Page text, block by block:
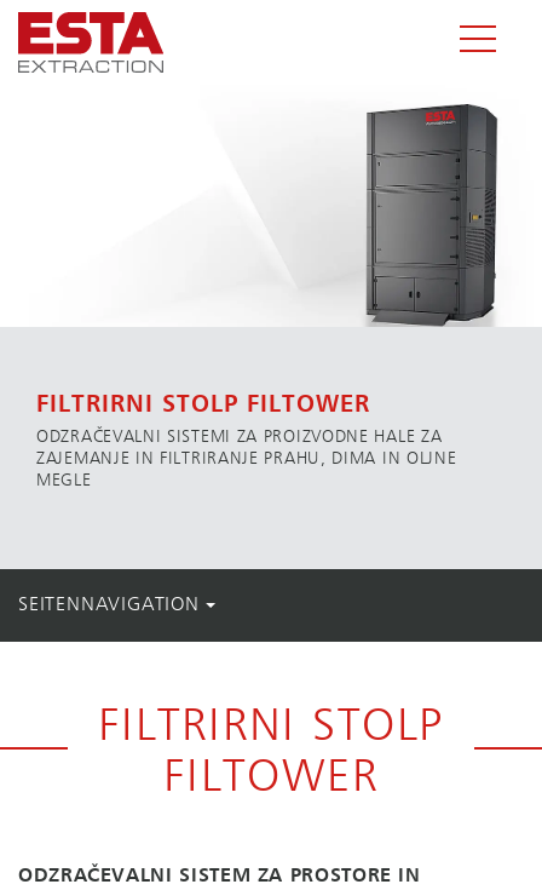
FILTRIRNI STOLP FILTOWER
ODZRAČEVALNI SISTEMI ZA PROIZVODNE HALE ZA
ZAJEMANJE IN FILTRIRANJE PRAHU, DIMA IN OLJNE
MEGLE
SEITENNAVIGATION
FILTRIRNI STOLP
FILTOWER
ODZRAČEVALNI SISTEM ZA PROSTORE IN